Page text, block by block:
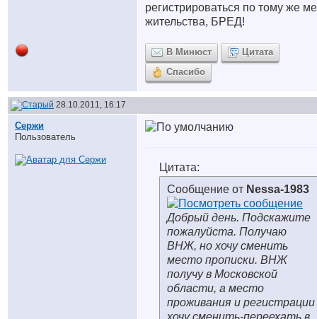
регистрироваться по тому же
жительства, БРЕД!
В Минюст
Цитата
Спасибо
28.10.2011, 16:17
Сержи
Пользователь
Цитата:
Сообщение от Nessa-1983
Добрый день. Подскажите
пожалуйста. Получаю
ВНЖ, но хочу сменить
место прописки. ВНЖ
получу в Московской
области, а место
проживания и регистрации
хочу сменить-переехать в